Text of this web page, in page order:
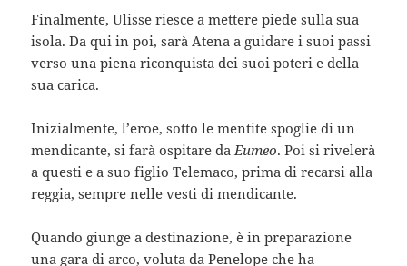
Finalmente, Ulisse riesce a mettere piede sulla sua
isola. Da qui in poi, sarà Atena a guidare i suoi passi
verso una piena riconquista dei suoi poteri e della
sua carica.
Inizialmente, l’eroe, sotto le mentite spoglie di un
mendicante, si farà ospitare daEumeo. Poi si rivelerà
a questi e a suo figlio Telemaco, prima di recarsi alla
reggia, sempre nelle vesti di mendicante.
Quando giunge a destinazione, è in preparazione
una gara di arco, voluta da Penelope che ha